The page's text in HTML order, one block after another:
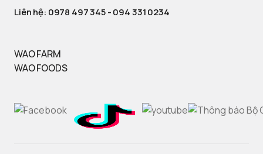
Liên hệ: 0978 497 345-094 331 0234
WAO FARM
WAO FOODS